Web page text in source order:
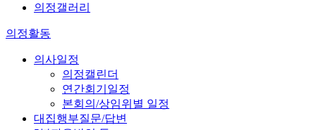
의정갤러리
의정활동
의사일정
의정캘린더
연간회기일정
본회의/상임위별 일정
대집행부질문/답변